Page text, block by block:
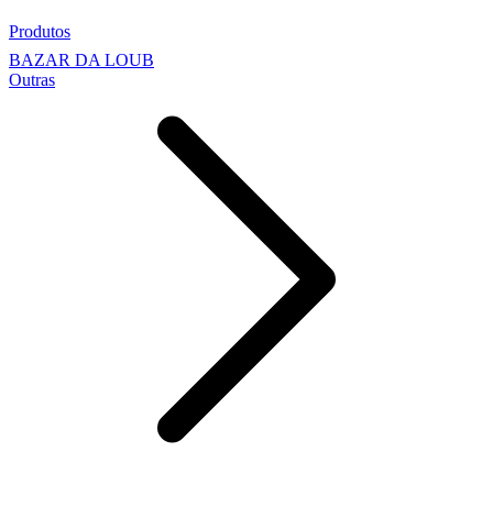
BAZAR DA LOUB
Outras
Produtos